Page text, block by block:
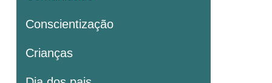
Conscientização
Crianças